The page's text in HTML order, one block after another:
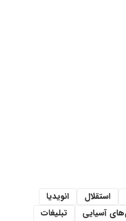
استقلال
انویدیا
آسیایی
تبلیغات